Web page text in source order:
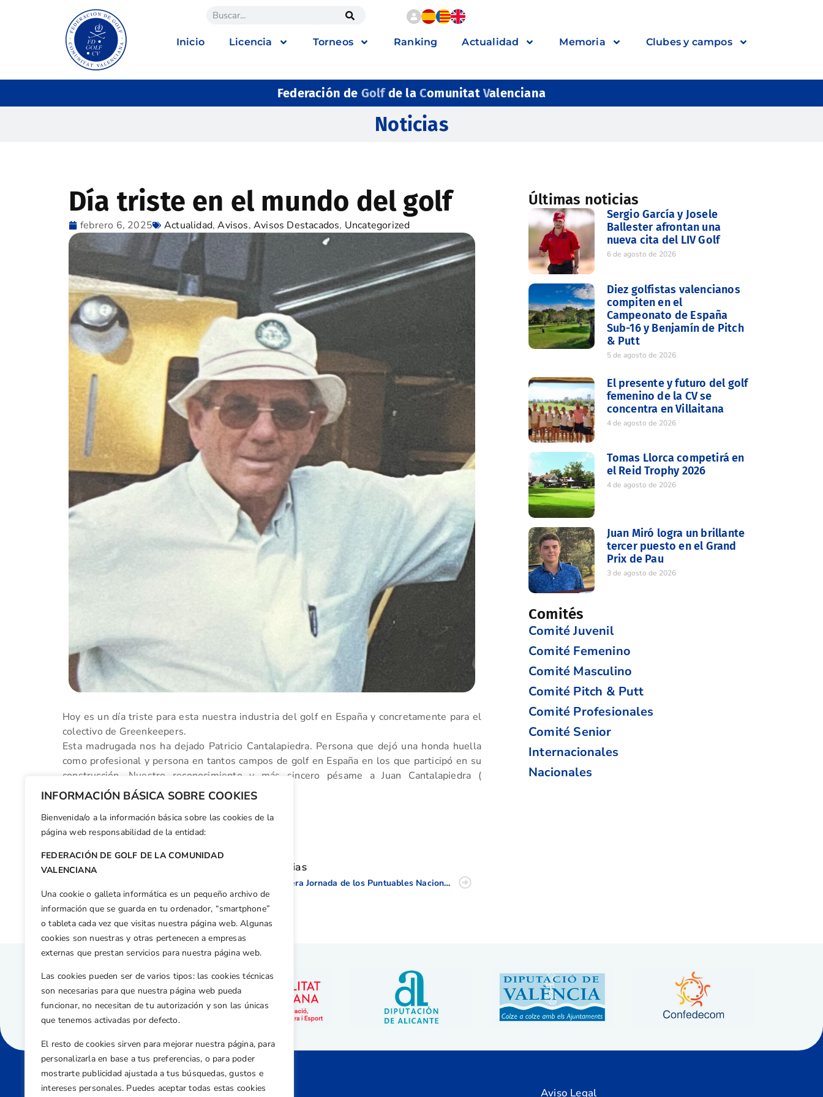
INFORMACIÓN BÁSICA SOBRE COOKIES
Bienvenida/o a la información básica sobre las cookies de la
página web responsabilidad de la entidad:
FEDERACIÓN DE GOLF DE LA COMUNIDAD
VALENCIANA
Una cookie o galleta informática es un pequeño archivo de
información que se guarda en tu ordenador, “smartphone”
o tableta cada vez que visitas nuestra página web. Algunas
cookies son nuestras y otras pertenecen a empresas
externas que prestan servicios para nuestra página web.
Las cookies pueden ser de varios tipos: las cookies técnicas
son necesarias para que nuestra página web pueda
funcionar, no necesitan de tu autorización y son las únicas
que tenemos activadas por defecto.
El resto de cookies sirven para mejorar nuestra página, para
personalizarla en base a tus preferencias, o para poder
mostrarte publicidad ajustada a tus búsquedas, gustos e
intereses personales. Puedes aceptar todas estas cookies
Inicio Licencia Torneos Ranking Actualidad Memoria Clubes y campos
Federación de Golfde la ComunitatValenciana
Noticias
Día triste en el mundo del golf
febrero 6, 2025 Actualidad,Avisos,Avisos Destacados, Uncategorized
Hoy es un día triste para esta nuestra industria del golf en España y concretamente para el
colectivo de Greenkeepers.
Esta madrugada nos ha dejado Patricio Cantalapiedra. Persona que dejó una honda huella
como profesional y persona en tantos campos de golf en España en los que participó en su
construcción. Nuestro reconocimiento y más sincero pésame a Juan Cantalapiedra (
greenkeeper de Bonalba) y a su familia.
Facebook
X WhatsApp
LinkedIn
Email
Otras noticias
Primera Jornada de los Puntuables Nacionales Juveniles Masculino y Femenino
Últimas noticias
Sergio García y Josele
Ballester afrontan una
nueva cita del LIV Golf
6 de agosto de 2026
Diez golfistas valencianos
compiten en el
Campeonato de España
Sub-16 y Benjamín de Pitch
& Putt
5 de agosto de 2026
El presente y futuro del golf
femenino de la CV se
concentra en Villaitana
4 de agosto de 2026
Tomas Llorca competirá en
el Reid Trophy 2026
4 de agosto de 2026
Juan Miró logra un brillante
tercer puesto en el Grand
Prix de Pau
3 de agosto de 2026
Comités
Comité Juvenil
Comité Femenino
Comité Masculino
Comité Pitch & Putt
Comité Profesionales
Comité Senior
Internacionales
Nacionales
Aviso Legal